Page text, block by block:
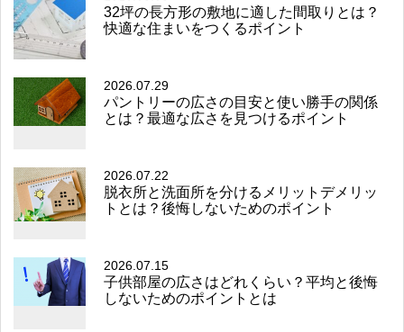
32坪の長方形の敷地に適した間取りとは？
快適な住まいをつくるポイント
2026.07.29
パントリーの広さの目安と使い勝手の関係
とは？最適な広さを見つけるポイント
2026.07.22
脱衣所と洗面所を分けるメリットデメリッ
トとは？後悔しないためのポイント
2026.07.15
子供部屋の広さはどれくらい？平均と後悔
しないためのポイントとは